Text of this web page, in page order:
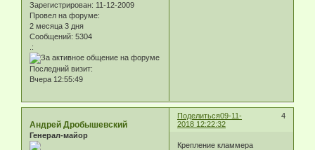
Зарегистрирован: 11-12-2009
Провел на форуме:
2 месяца 3 дня
Сообщений: 5304
.:
Последний визит:
Вчера 12:55:49
Поделиться 4
09-11-
2018 12:22:32
Андрей Дробышевский
Генерал-майор
Крепление кламмера